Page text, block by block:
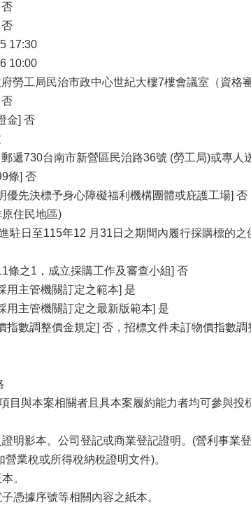
17:30
10:00
勞工局民治市政中心世紀大樓7樓會議室（資格
金] 否
遞730台南市新營區民治路36號 (勞工局)或專
條] 否
優先決標予身心障礙福利機構團體或庇護工場] 否
住民地區)
駐日至115年12 月31日之期間內履行採購標的之
條之1，成立採購工作及審查小組] 否
用主管機關訂定之範本] 是
用主管機關訂定之最新版範本] 是
指數調整價金規定] 否，招標文件未訂物價指數調
目與本案相關者且具本案履約能力者均可參與投
明影本。公司登記或商業登記證明。(營利事業
業稅或所得稅納稅證明文件)。
。
憑據序號等相關內容之紙本。